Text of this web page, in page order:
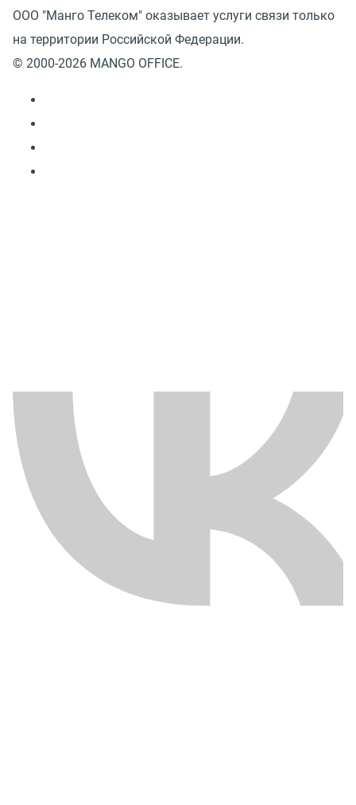
ООО "Манго Телеком" оказывает услуги связи только
на территории Российской Федерации.
© 2000-2026 MANGO OFFICE.